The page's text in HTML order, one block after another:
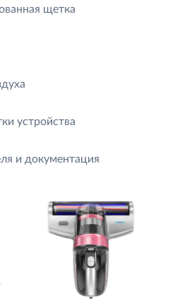
щетка
устройства
и документация